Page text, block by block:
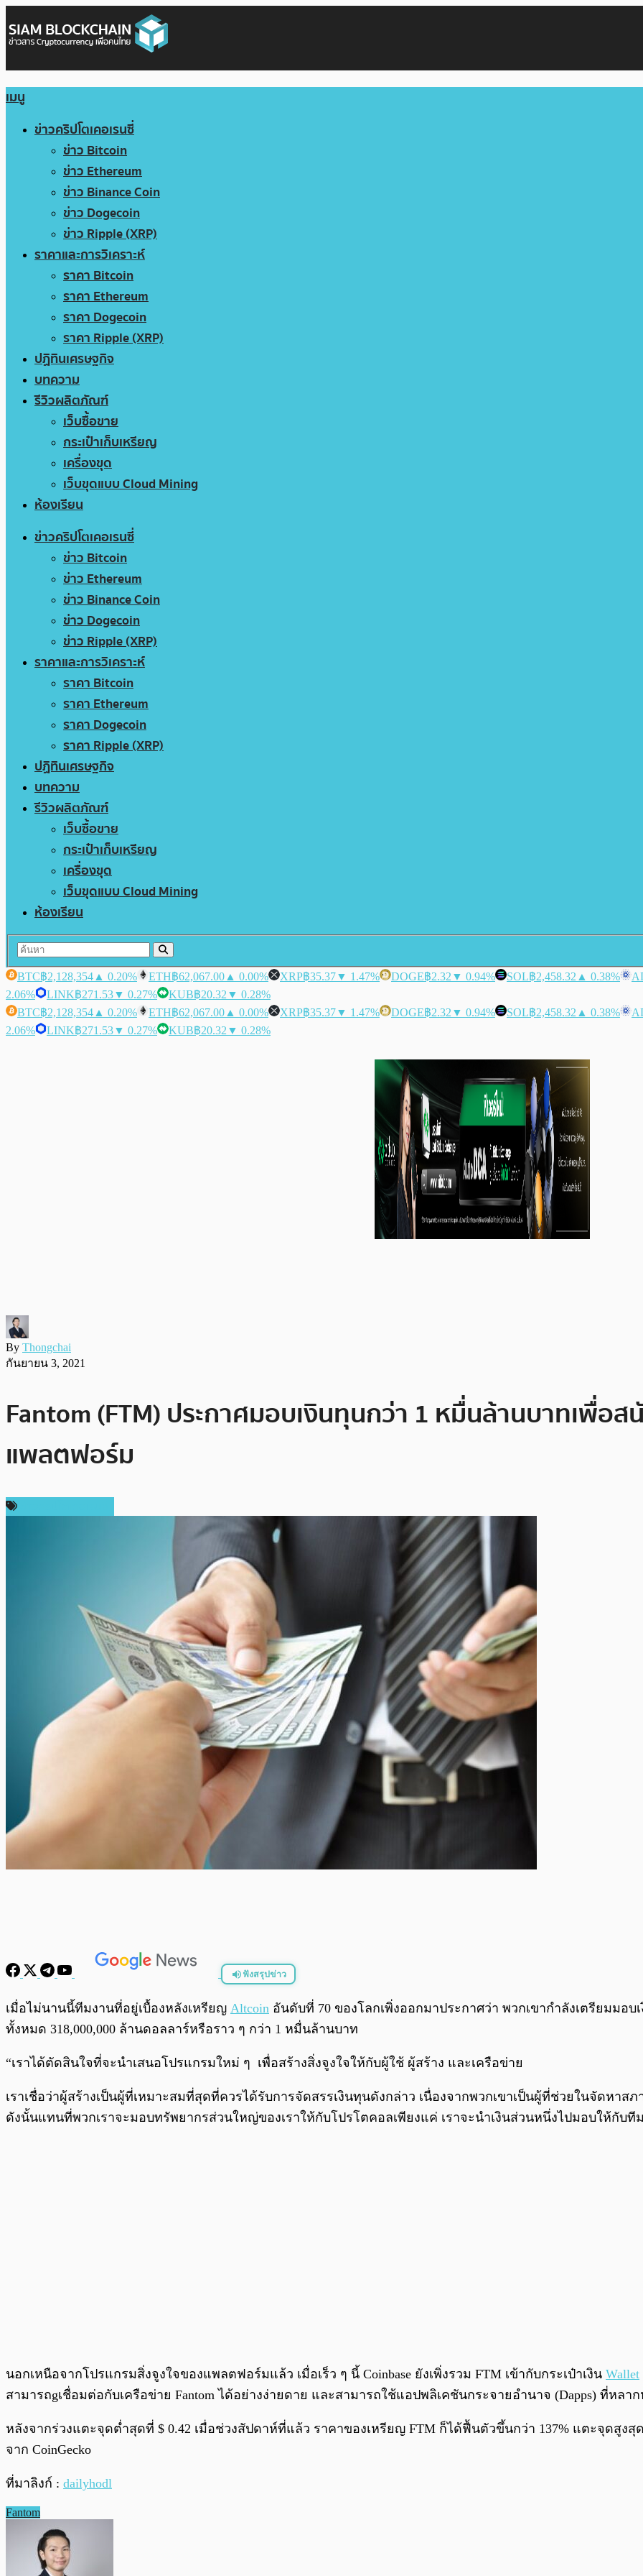
เมนู
ข่าวคริปโตเคอเรนซี่
ข่าว Bitcoin
ข่าว Ethereum
ข่าว Binance Coin
ข่าว Dogecoin
ข่าว Ripple (XRP)
ราคาและการวิเคราะห์
ราคา Bitcoin
ราคา Ethereum
ราคา Dogecoin
ราคา Ripple (XRP)
ปฏิทินเศรษฐกิจ
บทความ
รีวิวผลิตภัณฑ์
เว็บซื้อขาย
กระเป๋าเก็บเหรียญ
เครื่องขุด
เว็บขุดแบบ Cloud Mining
ห้องเรียน
ข่าวคริปโตเคอเรนซี่
ข่าว Bitcoin
ข่าว Ethereum
ข่าว Binance Coin
ข่าว Dogecoin
ข่าว Ripple (XRP)
ราคาและการวิเคราะห์
ราคา Bitcoin
ราคา Ethereum
ราคา Dogecoin
ราคา Ripple (XRP)
ปฏิทินเศรษฐกิจ
บทความ
รีวิวผลิตภัณฑ์
เว็บซื้อขาย
กระเป๋าเก็บเหรียญ
เครื่องขุด
เว็บขุดแบบ Cloud Mining
ห้องเรียน
BTC฿2,128,354 ▲ 0.20% ETH฿62,067.00 ▲ 0.00% XRP฿35.37▼ 1.47% DOGE฿2.32 ▼ 0.94% SOL฿2,458.32 ▲ 0.38%
2.06%
LINK฿271.53▼ 0.27% KUB฿20.32 ▼ 0.28%
BTC฿2,128,354 ▲ 0.20% ETH฿62,067.00 ▲ 0.00% XRP฿35.37▼ 1.47% DOGE฿2.32 ▼ 0.94% SOL฿2,458.32 ▲ 0.38%
2.06%
LINK฿271.53▼ 0.27% KUB฿20.32 ▼ 0.28%
By Thongchai
กันยายน 3, 2021
Fantom (FTM) ประกาศมอบเงินทุนกว่า 1 หมื่นล้านบาทเพื่
แพลตฟอร์ม
ฟังสรุปข่าว
พร้อมเล่น
เมื่อไม่นานนี้ทีมงานที่อยู่เบื้องหลังเหรียญ Altcoin อันดับที่ 70 ของโลกเพิ่งออกมาประกาศว่า พวกเขากำลังเตรียมม
ทั้งหมด 318,000,000 ล้านดอลลาร์หรือราว ๆ กว่า 1 หมื่นล้านบาท
“เราได้ตัดสินใจที่จะนำเสนอโปรแกรมใหม่ ๆ เพื่อสร้างสิ่งจูงใจให้กับผู้ใช้ ผู้สร้าง และเครือข่าย
เราเชื่อว่าผู้สร้างเป็นผู้ที่เหมาะสมที่สุดที่ควรได้รับการจัดสรรเงินทุนดังกล่าว เนื่องจากพวกเขาเป็นผู้ที่ช่วยในจัดหา
ดังนั้นแทนที่พวกเราจะมอบทรัพยากรส่วนใหญ่ของเราให้กับโปรโตคอลเพียงแค่ เราจะนำเงินส่วนหนึ่งไปมอบให้กั
นอกเหนือจากโปรแกรมสิ่งจูงใจของแพลตฟอร์มแล้ว เมื่อเร็ว ๆ นี้ Coinbase ยังเพิ่งรวม FTM เข้ากับกระเป๋าเงิน Wallet
สามารถgเชื่อมต่อกับเครือข่าย Fantom ได้อย่างง่ายดาย และสามารถใช้แอปพลิเคชันกระจายอำนาจ (Dapps) ที่หลา
หลังจากร่วงแตะจุดต่ำสุดที่ $ 0.42 เมื่อช่วงสัปดาห์ที่แล้ว ราคาของเหรียญ FTM ก็ได้ฟื้นตัวขึ้นกว่า 137% แตะจุดสูงสุ
จาก CoinGecko
ที่มาลิงก์ : dailyhodl
Fantom